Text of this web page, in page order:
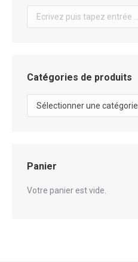
Search:
Catégories de produits
Sélectionner une catégorie
Panier
Votre panier est vide.